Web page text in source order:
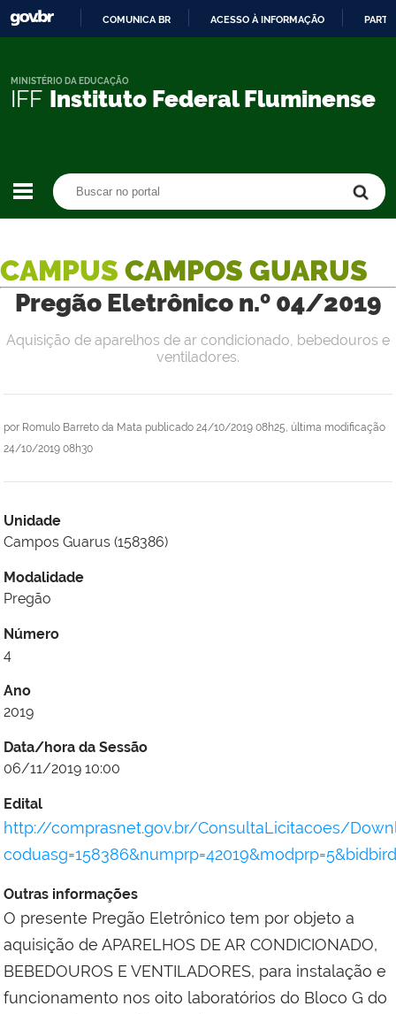
CONTEÚDO
COMUNICA BR ACESSO À INFORMAÇÃO
IFF Instituto Federal Fluminense
MINISTÉRIO DA EDUCAÇÃO
CAMPUS CAMPOS GUARUS
Pregão Eletrônico n.º 04/2019
por Romulo Barreto da Mata publicado 24/10/2019 08h25, última modificação
24/10/2019 08h30
Aquisição de aparelhos de ar condicionado, bebedouros e
ventiladores.
Unidade
Campos Guarus (158386)
Modalidade
Pregão
Número
4
Ano
2019
Data/hora da Sessão
06/11/2019 10:00
Edital
http://comprasnet.gov.br/ConsultaLicitacoes/
Outras informações
O presente Pregão Eletrônico tem por objeto a
aquisição de APARELHOS DE AR CONDICIONADO,
BEBEDOUROS E VENTILADORES, para instalação e
funcionamento nos oito laboratórios do Bloco G do